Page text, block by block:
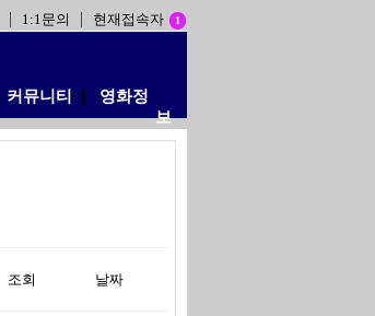
1:1문의 현재접속자 1
커뮤니티
영화정
보
조회 날짜